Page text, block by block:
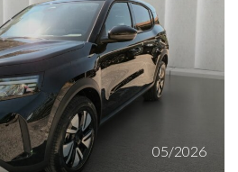
05/2026